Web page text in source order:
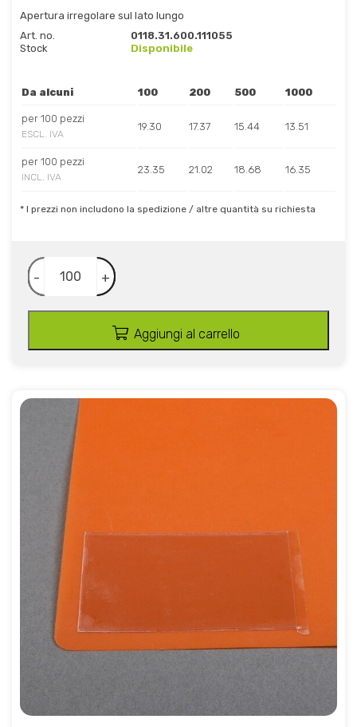
Apertura irregolare sul lato lungo
Art. no.
0118.31.600.111055
Stock
Disponibile
Da alcuni 100 200 500 1000
per 100 pezzi
ESCL. IVA
19.30 17.37 15.44 13.51
per 100 pezzi
INCL. IVA
23.35 21.02 18.68 16.35
* I prezzi non includono la spedizione / altre quantità su richiesta
- +
Aggiungi al carrello